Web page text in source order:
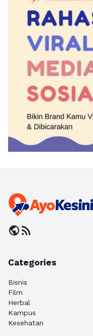
publicrss_feed
Categories
Bisnis
Film
Herbal
Kampus
Kesehatan